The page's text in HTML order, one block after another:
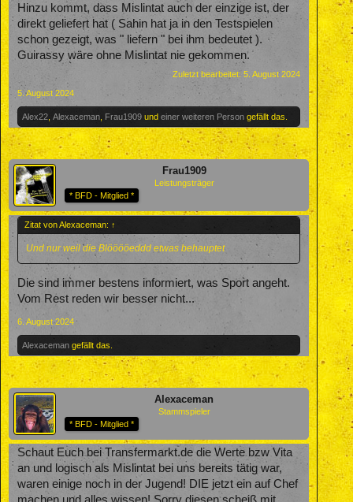
Hinzu kommt, dass Mislintat auch der einzige ist, der
direkt geliefert hat ( Sahin hat ja in den Testspielen
schon gezeigt, was " liefern " bei ihm bedeutet ).
Guirassy wäre ohne Mislintat nie gekommen.
Zuletzt bearbeitet:5. August 2024
5. August 2024
Alex22 Alexaceman Frau1909 und einer weiteren Person gefällt das.
Frau1909
Leistungsträger
* BFD - Mitglied *
Zitat von Alexaceman: ↑
Und nur weil die Blööööeddd etwas behauptet
Die sind immer bestens informiert, was Sport angeht.
Vom Rest reden wir besser nicht...
6. August 2024
Alexaceman gefällt das.
Alexaceman
Stammspieler
* BFD - Mitglied *
Schaut Euch bei Transfermarkt.de die Werte bzw Vita
an und logisch als Mislintat bei uns bereits tätig war,
waren einige noch in der Jugend! DIE jetzt ein auf Chef